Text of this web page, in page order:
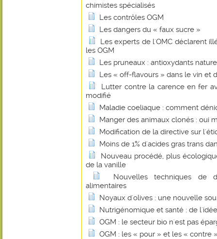
chimistes spécialisés
Les contrôles OGM
Les dangers du « faux sucre »
Les experts de l'OMC déclarent
les OGM
Les pruneaux : antioxydants
Les « off-flavours » dans le vin et
Lutter contre la carence en fer
modifié
Maladie coeliaque : comment
Manger des animaux clonés : oui
Modification de la directive sur
Moins de 1% d'acides gras trans
Nouveau procédé, plus
de la vanille
Nouvelles techniques de
alimentaires
Noyaux d'olives : une nouvelle
Nutrigénomique et santé : de
OGM : le secteur bio n'est pas
OGM : les « pour » et les « contre